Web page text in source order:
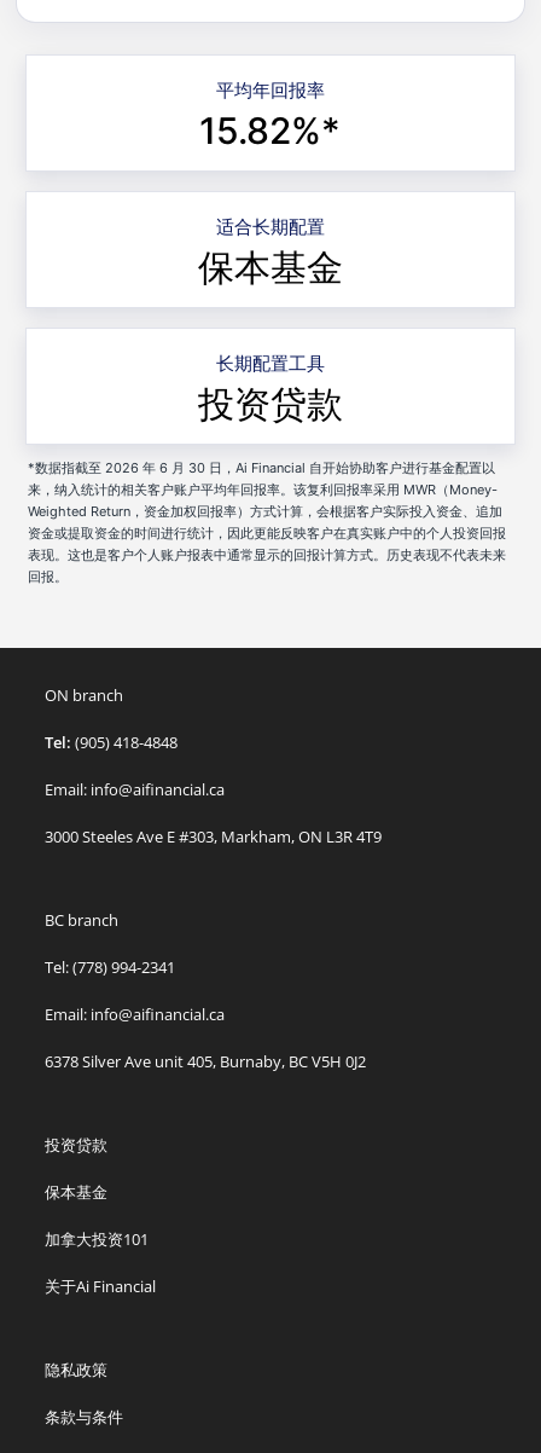
平均年回报率
15.82%*
适合长期配置
保本基金
长期配置工具
投资贷款
*数据指截至 2026 年 6 月 30 日，Ai Financial 自开始协助客户进行基金配置以
来，纳入统计的相关客户账户平均年回报率。该复利回报率采用 MWR（Money-
Weighted Return，资金加权回报率）方式计算，会根据客户实际投入资金、追加
资金或提取资金的时间进行统计，因此更能反映客户在真实账户中的个人投资回报
表现。这也是客户个人账户报表中通常显示的回报计算方式。历史表现不代表未来
回报。
ON branch
Tel:(905) 418-4848
Email: info@aifinancial.ca
3000 Steeles Ave E #303, Markham, ON L3R 4T9
BC branch
Tel: (778) 994-2341
Email: info@aifinancial.ca
6378 Silver Ave unit 405, Burnaby, BC V5H 0J2
投资贷款
保本基金
加拿大投资101
关于Ai Financial
隐私政策
条款与条件